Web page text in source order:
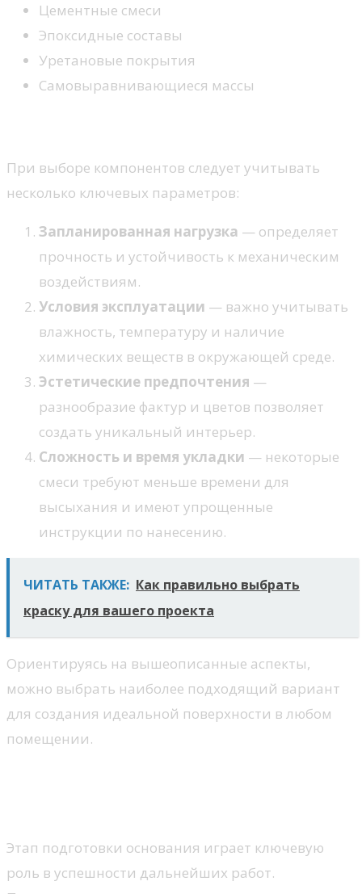
Цементные смеси
Эпоксидные составы
Уретановые покрытия
Самовыравнивающиеся массы
При выборе компонентов следует учитывать
несколько ключевых параметров:
Запланированная нагрузка — определяет
прочность и устойчивость к механическим
воздействиям.
Условия эксплуатации — важно учитывать
влажность, температуру и наличие
химических веществ в окружающей среде.
Эстетические предпочтения —
разнообразие фактур и цветов позволяет
создать уникальный интерьер.
Сложность и время укладки — некоторые
смеси требуют меньше времени для
высыхания и имеют упрощенные
инструкции по нанесению.
ЧИТАТЬ ТАКЖЕ: Как правильно выбрать
краску для вашего проекта
Ориентируясь на вышеописанные аспекты,
можно выбрать наиболее подходящий вариант
для создания идеальной поверхности в любом
помещении.
Этап подготовки основания играет ключевую
роль в успешности дальнейших работ.